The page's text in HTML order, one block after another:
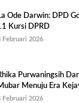
Ode Darwin: DPD
Kursi DPRD
Februari 2026
Purwaningsih
Menuju Era
Februari 2026